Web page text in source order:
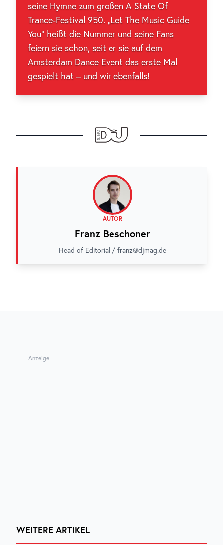
seine Hymne zum großen A State Of
Trance-Festival 950. „Let The Music Guide
You“ heißt die Nummer und seine Fans
feiern sie schon, seit er sie auf dem
Amsterdam Dance Event das erste Mal
gespielt hat – und wir ebenfalls!
AUTOR
Franz Beschoner
Head of Editorial / franz@djmag.de
Anzeige
WEITERE ARTIKEL